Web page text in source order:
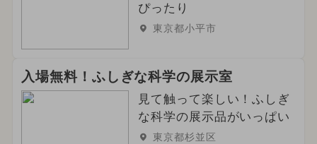
ぴったり
東京都小平市
入場無料！ふしぎな科学の展示室
見て触って楽しい！ふしぎ
な科学の展示品がいっぱい
東京都杉並区